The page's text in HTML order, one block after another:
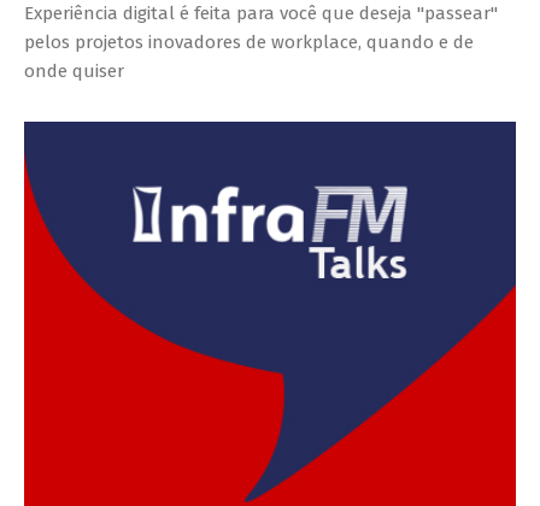
Experiência digital é feita para você que deseja "passear"
pelos projetos inovadores de workplace, quando e de
onde quiser